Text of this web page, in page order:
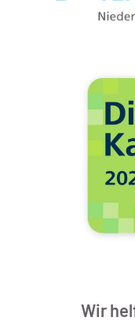
Wir